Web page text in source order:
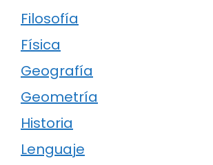
Filosofía
Física
Geografía
Geometría
Historia
Lenguaje